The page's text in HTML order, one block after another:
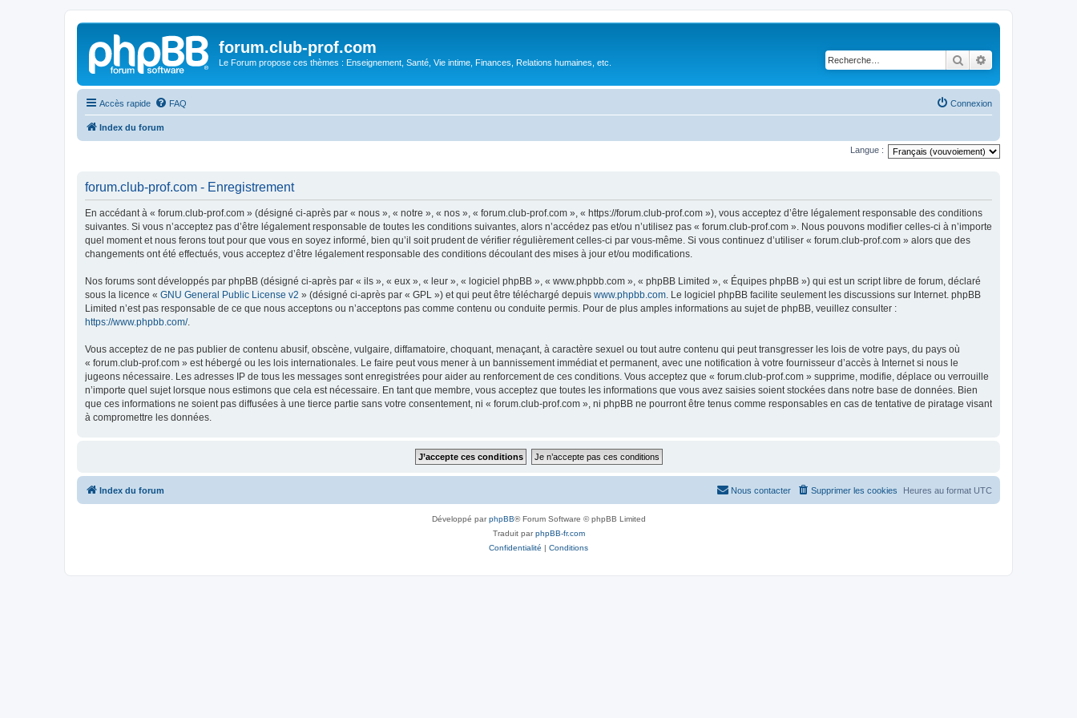
forum.club-prof.com
Le Forum propose ces thèmes : Enseignement, Santé, Vie intime, Finances, Relations humaines, etc. Rechercher
Accès rapide FAQ Connexion
Index du forum
Langue :
forum.club-prof.com - Enregistrement
En accédant à « forum.club-prof.com » (désigné ci-après par « nous », « notre », « nos », « forum.club-prof.com », « https://forum.club-prof.com »), vous acceptez d’être légalement responsable des conditions
suivantes. Si vous n’acceptez pas d’être légalement responsable de toutes les conditions suivantes, alors n’accédez pas et/ou n’utilisez pas « forum.club-prof.com ». Nous pouvons modifier celles-ci à n’importe
quel moment et nous ferons tout pour que vous en soyez informé, bien qu’il soit prudent de vérifier régulièrement celles-ci par vous-même. Si vous continuez d’utiliser « forum.club-prof.com » alors que des
changements ont été effectués, vous acceptez d’être légalement responsable des conditions découlant des mises à jour et/ou modifications.
Nos forums sont développés par phpBB (désigné ci-après par « ils », « eux », « leur », « logiciel phpBB », « www.phpbb.com », « phpBB Limited », « Équipes phpBB ») qui est un script libre de forum, déclaré
sous la licence « GNU General Public License v2 » (désigné ci-après par « GPL ») et qui peut être téléchargé depuis www.phpbb.com. Le logiciel phpBB facilite seulement les discussions sur Internet. phpBB
Limited n’est pas responsable de ce que nous acceptons ou n’acceptons pas comme contenu ou conduite permis. Pour de plus amples informations au sujet de phpBB, veuillez consulter :
https://www.phpbb.com/.
Vous acceptez de ne pas publier de contenu abusif, obscène, vulgaire, diffamatoire, choquant, menaçant, à caractère sexuel ou tout autre contenu qui peut transgresser les lois de votre pays, du pays où
« forum.club-prof.com » est hébergé ou les lois internationales. Le faire peut vous mener à un bannissement immédiat et permanent, avec une notification à votre fournisseur d’accès à Internet si nous le
jugeons nécessaire. Les adresses IP de tous les messages sont enregistrées pour aider au renforcement de ces conditions. Vous acceptez que « forum.club-prof.com » supprime, modifie, déplace ou verrouille
n’importe quel sujet lorsque nous estimons que cela est nécessaire. En tant que membre, vous acceptez que toutes les informations que vous avez saisies soient stockées dans notre base de données. Bien
que ces informations ne soient pas diffusées à une tierce partie sans votre consentement, ni « forum.club-prof.com », ni phpBB ne pourront être tenus comme responsables en cas de tentative de piratage visant
à compromettre les données.
Index du forum Heures au format UTC
Supprimer les cookies
Nous contacter
Développé parphpBB® Forum Software © phpBB Limited
Traduit parphpBB-fr.com
Confidentialité | Conditions